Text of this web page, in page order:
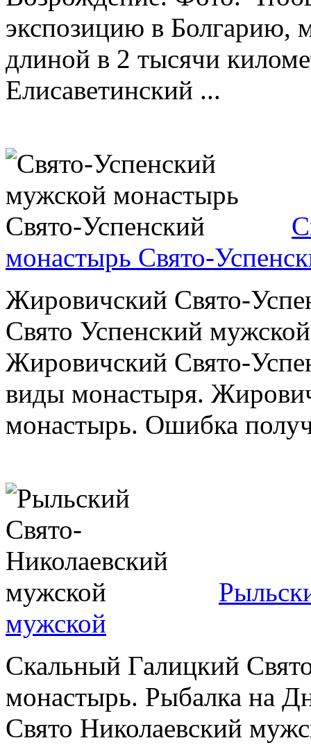
экспозицию в Болгарию,
длиной в 2 тысячи
Елисаветинский ...
монастырь Свято-
Жировичский Свято-
Свято Успенский
Жировичский Свято-
виды монастыря.
монастырь. Ошибка
мужской
Скальный Галицкий
монастырь. Рыбалка на
Свято Николаевский